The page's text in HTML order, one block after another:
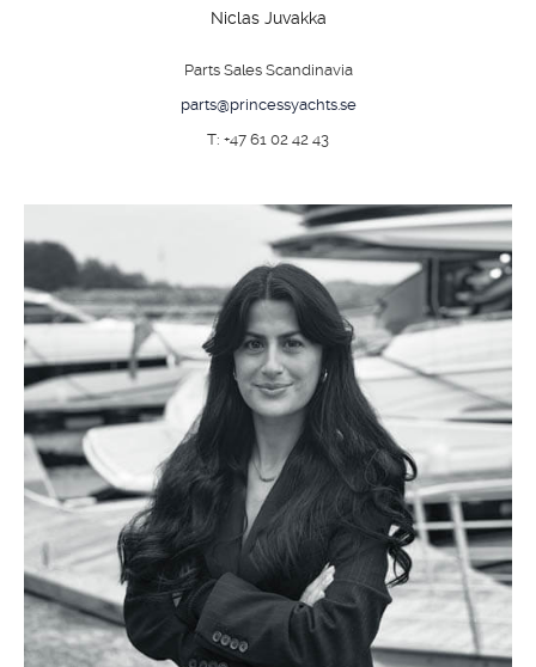
Niclas Juvakka
Parts Sales Scandinavia
parts@princessyachts.se
T: +47 61 02 42 43